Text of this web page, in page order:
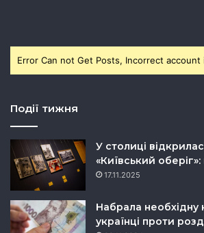
Error Can not Get Posts, Incorrect account
Події тижня
У столиці
«Київський
17.11.2025
Набрала необхідну
українці проти